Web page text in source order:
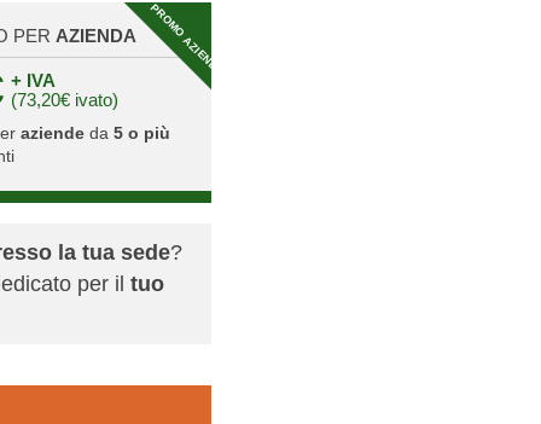
PROMO AZIENDA
PER AZIENDA
+ IVA
(73,20€ ivato)
aziendeda 5 o più
la tua sede?
per il tuo